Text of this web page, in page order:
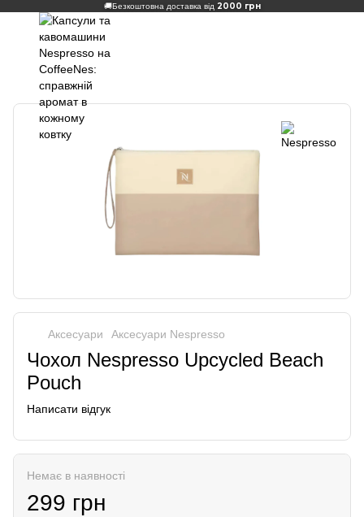
🚚Безкоштовна доставка від 2000 грн
Аксесуари Аксесуари Nespresso
Чохол Nespresso Upcycled Beach
Pouch
Написати відгук
Немає в наявності
299 грн